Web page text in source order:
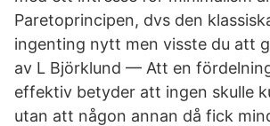
Paretoprincipen, dvs den
ingenting nytt men visste du att
av L Björklund — Att en
effektiv betyder att ingen skulle
utan att någon annan då fick